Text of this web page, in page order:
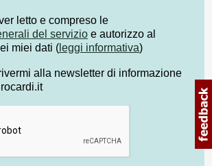
letto e compreso le
del servizio e autorizzo al
miei dati ( leggi informativa)
alla newsletter di informazione